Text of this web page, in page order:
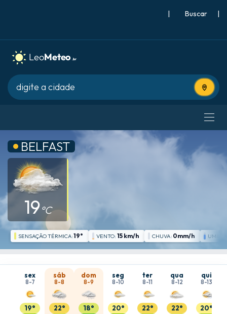
| |
Usar
BELFAST
19°C
SENSAÇÃO TÉRMICA:19° VENTO: 15 km/h CHUVA: 0mm/h
sex
8-7
19°
sáb
8-8
22°
dom
8-9
18°
seg
8-10
20°
ter
8-11
22°
qua
8-12
22°
qui
8-13
20°